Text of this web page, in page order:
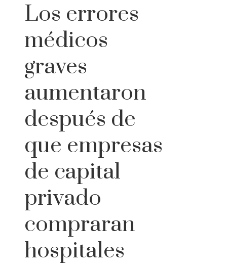
Los errores
médicos
graves
aumentaron
después de
que empresas
de capital
privado
compraran
hospitales